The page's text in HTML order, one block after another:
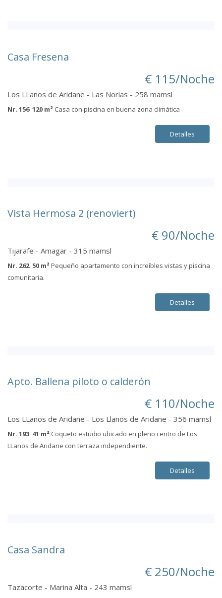
Casa Fresena
€ 115/Noche
Los LLanos de Aridane - Las Norias - 258 mamsl
Nr. 156 120 m² Casa con piscina en buena zona climática
Detalles
Vista Hermosa 2 (renoviert)
€ 90/Noche
Tijarafe - Amagar - 315 mamsl
Nr. 262 50 m²Pequeño apartamento con increíbles vistas y piscina
comunitaria.
Detalles
Apto. Ballena piloto o calderón
€ 110/Noche
Los LLanos de Aridane - Los Llanos de Aridane - 356 mamsl
Nr. 193 41 m² Coqueto estudio ubicado en pleno centro de Los
LLanos de Aridane con terraza independiente.
Detalles
Casa Sandra
€ 250/Noche
Tazacorte - Marina Alta - 243 mamsl